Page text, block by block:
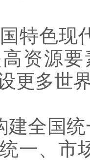
色现代
资源
更多世
国统
一、市